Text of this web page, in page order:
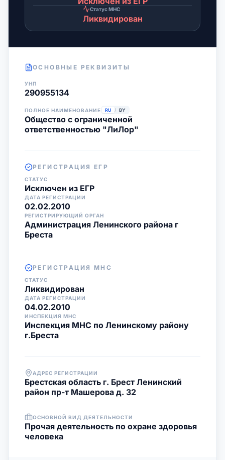
Статус МНС
Ликвидирован
ОСНОВНЫЕ РЕКВИЗИТЫ
УНП
290955134
ПОЛНОЕ НАИМЕНОВАНИЕ RU / BY
Общество с ограниченной
ответственностью "ЛиЛор"
РЕГИСТРАЦИЯ ЕГР
СТАТУС
Исключен из ЕГР
ДАТА РЕГИСТРАЦИИ
02.02.2010
РЕГИСТРИРУЮЩИЙ ОРГАН
Администрация Ленинского района г
Бреста
РЕГИСТРАЦИЯ МНС
СТАТУС
Ликвидирован
ДАТА РЕГИСТРАЦИИ
04.02.2010
ИНСПЕКЦИЯ МНС
Инспекция МНС по Ленинскому району
г.Бреста
АДРЕС РЕГИСТРАЦИИ
Брестская область г. Брест Ленинский
район пр-т Машерова д. 32
ОСНОВНОЙ ВИД ДЕЯТЕЛЬНОСТИ
Прочая деятельность по охране здоровья
человека